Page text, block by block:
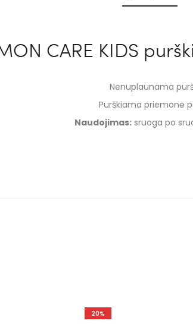
CARE KIDS
Nenuplaunama
Purškiama priemonė
Naudojimas: sruoga po
20%